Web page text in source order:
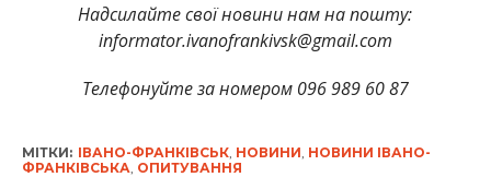
Надсилайте свої новини нам на пошту:
informator.ivanofrankivsk@gmail.com
Телефонуйте за номером 096 989 60 87
МІТКИ: ІВАНО-ФРАНКІВСЬК, НОВИНИ НОВИНИ ІВАНО-
ФРАНКІВСЬКА ОПИТУВАННЯ